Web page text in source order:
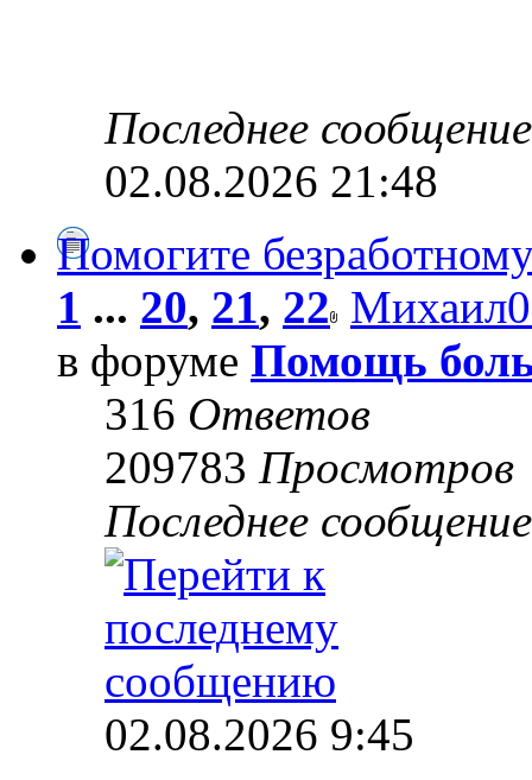
Последнее
02.08.2026 21:48
Помогите
1 ... 20, 21, 22
в форуме Помощь
316 Ответов
209783 Просмотров
Последнее
02.08.2026 9:45